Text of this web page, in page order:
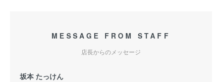
MESSAGE FROM STAFF
店長からのメッセージ
坂本 たっけん